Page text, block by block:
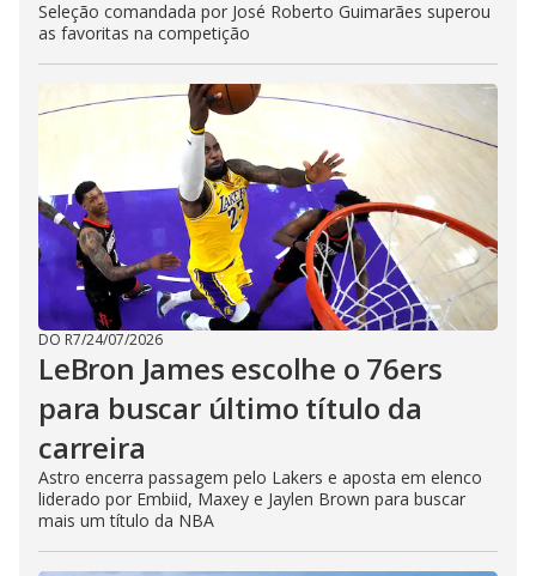
Seleção comandada por José Roberto Guimarães superou
as favoritas na competição
DO R7/24/07/2026
LeBron James escolhe o 76ers
para buscar último título da
carreira
Astro encerra passagem pelo Lakers e aposta em elenco
liderado por Embiid, Maxey e Jaylen Brown para buscar
mais um título da NBA